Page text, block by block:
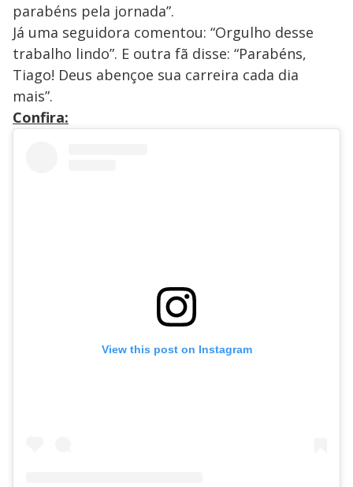
parabéns pela jornada”.
Já uma seguidora comentou: “Orgulho desse
trabalho lindo”. E outra fã disse: “Parabéns,
Tiago! Deus abençoe sua carreira cada dia
mais”.
Confira:
View this post on Instagram